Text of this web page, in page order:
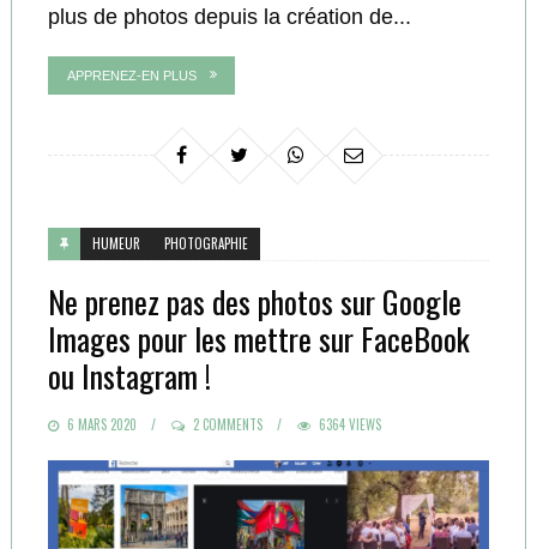
plus de photos depuis la création de...
APPRENEZ-EN PLUS
HUMEUR PHOTOGRAPHIE
Ne prenez pas des photos sur Google
Images pour les mettre sur FaceBook
ou Instagram !
POSTED
6 MARS 2020 2 COMMENTS 6364 VIEWS